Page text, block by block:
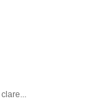
clare...